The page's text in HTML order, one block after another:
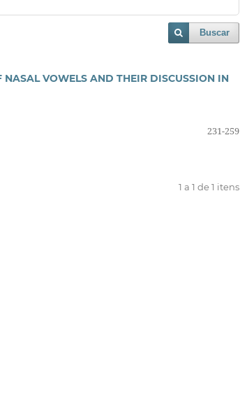
Buscar
NASAL VOWELS AND THEIR DISCUSSION IN
231-259
1 a 1 de 1 itens